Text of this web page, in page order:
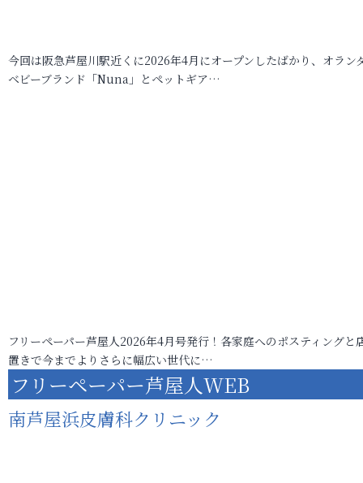
今回は阪急芦屋川駅近くに2026年4月にオープンしたばかり、オラン
ベビーブランド「Nuna」とペットギア…
フリーペーパー芦屋人2026年4月号発行！各家庭へのポスティングと
置きで今までよりさらに幅広い世代に…
フリーペーパー芦屋人WEB
南芦屋浜皮膚科クリニック